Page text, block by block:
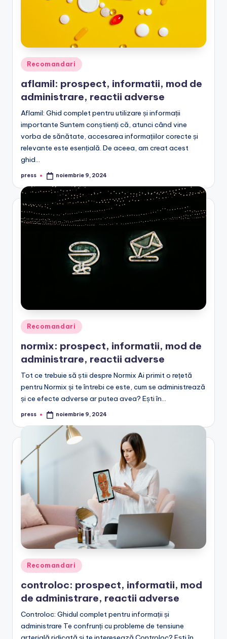
Posted
in
Recomandari
aflamil: prospect, informatii, mod de
administrare, reactii adverse
Aflamil: Ghid complet pentru utilizare și informații
importante Suntem conștienți că, atunci când vine
vorba de sănătate, accesarea informațiilor corecte și
relevante este esențială. De aceea, am creat acest
ghid…
Posted
press noiembrie 9, 2024
Posted
in
Recomandari
normix: prospect, informatii, mod de
administrare, reactii adverse
Tot ce trebuie să știi despre Normix Ai primit o rețetă
pentru Normix și te întrebi ce este, cum se administrează
și ce efecte adverse ar putea avea? Ești în…
Posted
press noiembrie 9, 2024
Posted
in
Recomandari
controloc: prospect, informatii, mod
de administrare, reactii adverse
Controloc: Ghidul complet pentru informații și
administrare Te confrunți cu probleme de tensiune